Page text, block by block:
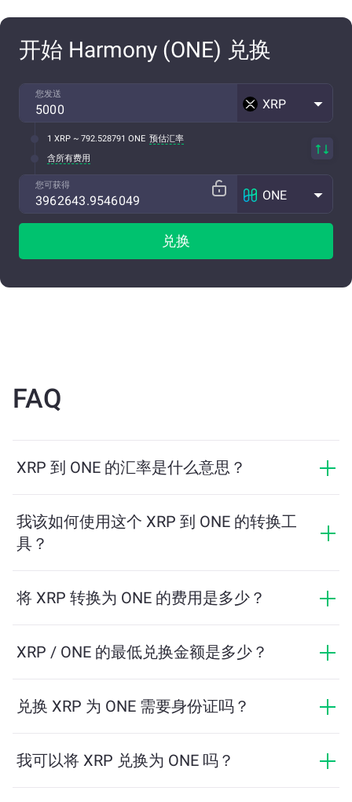
开始 Harmony (ONE) 兑换
您发送
XRP
1 XRP ~ 792.528791 ONE 预估汇率
含所有费用
您可获得
ONE
兑换
FAQ
XRP 到 ONE 的汇率是什么意思？
场行情、供需关系和流动性等因素实时波动。
我该如何使用这个 XRP 到 ONE 的转换工
具？
可获得的 ONE 数量。然后按照提示步骤完成交易即可。
将 XRP 转换为 ONE 的费用是多少？
ChangeNOW 提供具有竞争力的费率，没有隐藏费用，
XRP / ONE 的最低兑换金额是多少？
保顺利交易所需的最低金额。但在大多数情况下，最低
兑换 XRP 为 ONE 需要身份证吗？
匿名。然而，如果您登录ChangeNOW Pro并完成验证，
我可以将 XRP 兑换为 ONE 吗？